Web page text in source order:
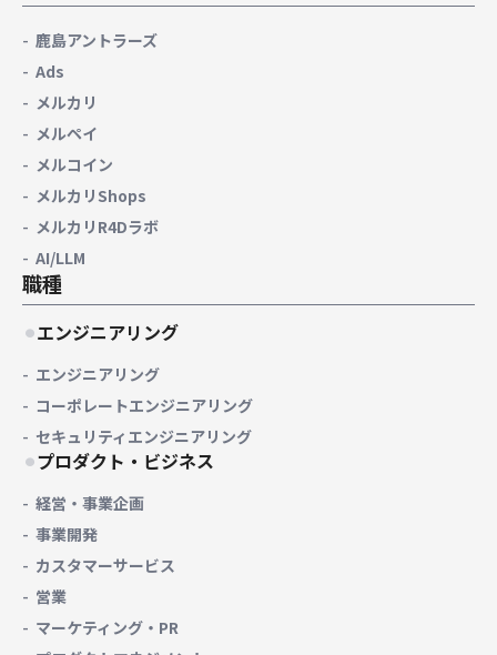
鹿島アントラーズ
Ads
メルカリ
メルペイ
メルコイン
メルカリShops
メルカリR4Dラボ
AI/LLM
職種
エンジニアリング
エンジニアリング
コーポレートエンジニアリング
セキュリティエンジニアリング
プロダクト・ビジネス
経営・事業企画
事業開発
カスタマーサービス
営業
マーケティング・PR